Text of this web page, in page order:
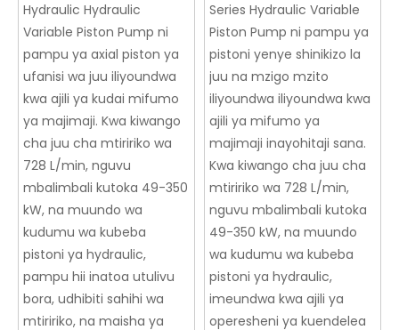
Hydraulic Hydraulic
Variable Piston Pump ni
pampu ya axial piston ya
ufanisi wa juu iliyoundwa
kwa ajili ya kudai mifumo
ya majimaji. Kwa kiwango
cha juu cha mtiririko wa
728 L/min, nguvu
mbalimbali kutoka 49-350
kW, na muundo wa
kudumu wa kubeba
pistoni ya hydraulic,
pampu hii inatoa utulivu
bora, udhibiti sahihi wa
mtiririko, na maisha ya
Series Hydraulic Variable
Piston Pump ni pampu ya
pistoni yenye shinikizo la
juu na mzigo mzito
iliyoundwa iliyoundwa kwa
ajili ya mifumo ya
majimaji inayohitaji sana.
Kwa kiwango cha juu cha
mtiririko wa 728 L/min,
nguvu mbalimbali kutoka
49-350 kW, na muundo
wa kudumu wa kubeba
pistoni ya hydraulic,
imeundwa kwa ajili ya
operesheni ya kuendelea